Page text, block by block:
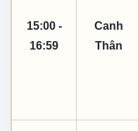
15:00 -
16:59
Canh
Thân